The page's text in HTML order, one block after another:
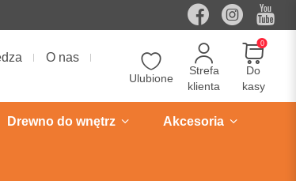
O nas
Ulubione
Strefa
klienta
0
Do
kasy
Drewno do wnętrz Akcesoria